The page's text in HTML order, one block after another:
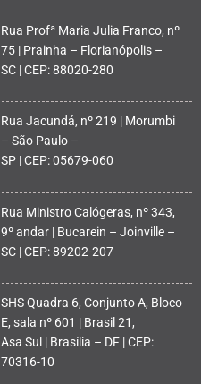
Rua Profª Maria Julia Franco, nº
75 | Prainha – Florianópolis –
SC | CEP: 88020-280
Rua Jacundá, nº 219 | Morumbi
– São Paulo –
SP | CEP: 05679-060
Rua Ministro Calógeras, nº 343,
9º andar | Bucarein – Joinville –
SC | CEP: 89202-207
SHS Quadra 6, Conjunto A, Bloco
E, sala nº 601 | Brasil 21,
Asa Sul | Brasília – DF | CEP:
70316-10